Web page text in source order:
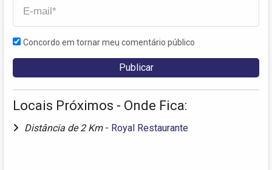
Concordo em tornar meu comentário público
Locais Próximos - Onde Fica:
Distância de 2 Km - Royal Restaurante